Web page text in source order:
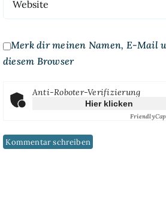
Merk dir meinen Namen, E-Mail
diesem Browser
Anti-Roboter-Verifizierung
Hier klicken
Friendly